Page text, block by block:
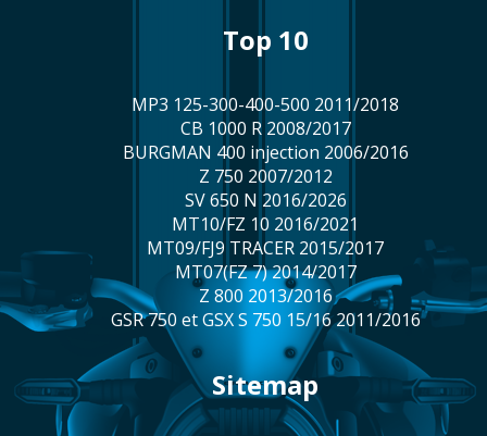
Top 10
MP3 125-300-400-500 2011/2018
CB 1000 R 2008/2017
BURGMAN 400 injection 2006/2016
Z 750 2007/2012
SV 650 N 2016/2026
MT10/FZ 10 2016/2021
MT09/FJ9 TRACER 2015/2017
MT07(FZ 7) 2014/2017
Z 800 2013/2016
GSR 750 et GSX S 750 15/16 2011/2016
Sitemap